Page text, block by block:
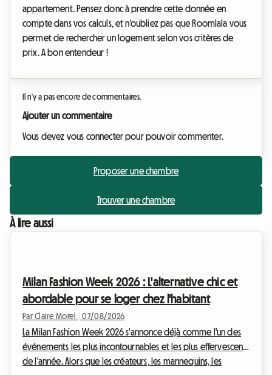
appartement. Pensez donc à prendre cette donnée en
compte dans vos calculs, et n'oubliez pas que Roomlala vous
permet de rechercher un logement selon vos critères de
prix. A bon entendeur !
Il n'y a pas encore de commentaires.
Ajouter un commentaire
Vous devez vous connecter pour pouvoir commenter.
Proposer une chambre
Trouver une chambre
À lire aussi
Milan Fashion Week 2026 : L'alternative chic et
abordable pour se loger chez l'habitant
Par Claire Morel 07/08/2026
La Milan Fashion Week 2026 s'annonce déjà comme l'un des
événements les plus incontournables et les plus effervescents
de l'année. Alors que les créateurs, les mannequins, les